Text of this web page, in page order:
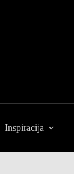
Inspiracija